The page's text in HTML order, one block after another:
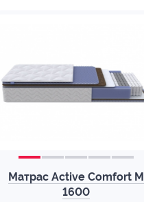
Матрас Active Comfort M
1600